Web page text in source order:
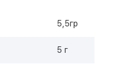
5,5гр
5 г